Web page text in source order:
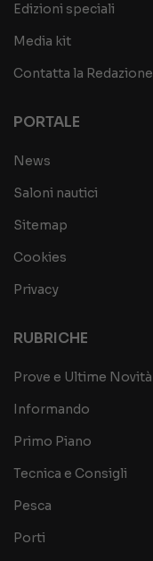
Edizioni speciali
Media kit
Contatta la Redazione
PORTALE
News
Saloni nautici
Sitemap
Cookies
Privacy
RUBRICHE
Prove e Ultime Novità
Informando
Primo Piano
Tecnica e Consigli
Pesca
Porti